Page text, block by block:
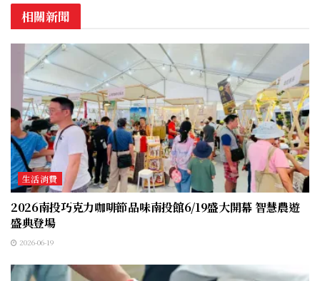
相關新聞
生活消費
2026南投巧克力咖啡節品味南投館6/19盛大開幕 智慧農遊
盛典登場
2026-06-19